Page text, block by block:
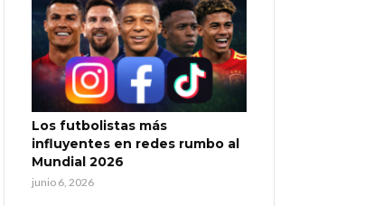
Los futbolistas más
influyentes en redes rumbo al
Mundial 2026
junio 6, 2026